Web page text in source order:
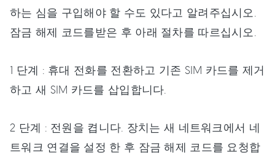
하는 심을 구입해야 할 수도 있다고 알려주십시오.
잠금 해제 코드를받은 후 아래 절차를 따르십시오.
1 단계 : 휴대 전화를 전환하고 기존 SIM 카드를 제거
하고 새 SIM 카드를 삽입합니다.
2 단계 : 전원을 켭니다. 장치는 새 네트워크에서 네
트워크 연결을 설정 한 후 잠금 해제 코드를 요청합